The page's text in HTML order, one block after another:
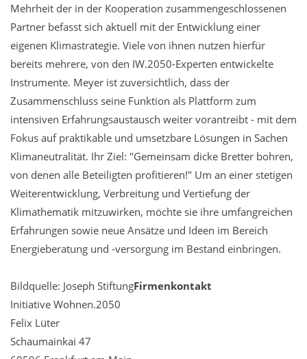
Mehrheit der in der Kooperation zusammengeschlossenen
Partner befasst sich aktuell mit der Entwicklung einer
eigenen Klimastrategie. Viele von ihnen nutzen hierfür
bereits mehrere, von den IW.2050-Experten entwickelte
Instrumente. Meyer ist zuversichtlich, dass der
Zusammenschluss seine Funktion als Plattform zum
intensiven Erfahrungsaustausch weiter vorantreibt - mit dem
Fokus auf praktikable und umsetzbare Lösungen in Sachen
Klimaneutralität. Ihr Ziel: "Gemeinsam dicke Bretter bohren,
von denen alle Beteiligten profitieren!" Um an einer stetigen
Weiterentwicklung, Verbreitung und Vertiefung der
Klimathematik mitzuwirken, möchte sie ihre umfangreichen
Erfahrungen sowie neue Ansätze und Ideen im Bereich
Energieberatung und -versorgung im Bestand einbringen.
Bildquelle: Joseph StiftungFirmenkontakt
Initiative Wohnen.2050
Felix Lüter
Schaumainkai 47